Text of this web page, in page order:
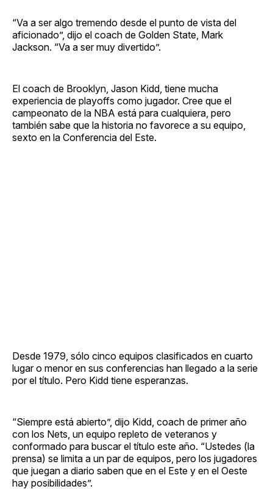
“Va a ser algo tremendo desde el punto de vista del
aficionado”, dijo el coach de Golden State, Mark
Jackson. “Va a ser muy divertido”.
El coach de Brooklyn, Jason Kidd, tiene mucha
experiencia de playoffs como jugador. Cree que el
campeonato de la NBA está para cualquiera, pero
también sabe que la historia no favorece a su equipo,
sexto en la Conferencia del Este.
Desde 1979, sólo cinco equipos clasificados en cuarto
lugar o menor en sus conferencias han llegado a la serie
por el título. Pero Kidd tiene esperanzas.
“Siempre está abierto”, dijo Kidd, coach de primer año
con los Nets, un equipo repleto de veteranos y
conformado para buscar el título este año. “Ustedes (la
prensa) se limita a un par de equipos, pero los jugadores
que juegan a diario saben que en el Este y en el Oeste
hay posibilidades”.